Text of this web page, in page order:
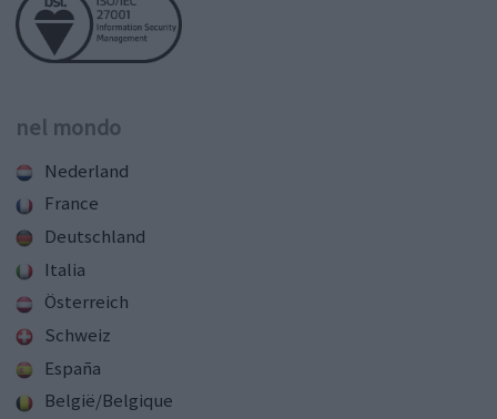
nel mondo
Nederland
France
Deutschland
Italia
Österreich
Schweiz
España
België/Belgique